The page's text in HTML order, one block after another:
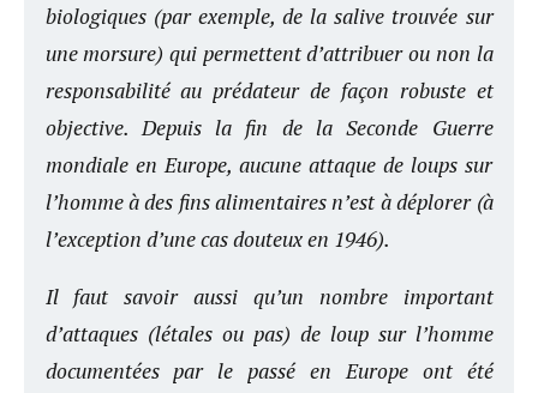
biologiques (par exemple, de la salive trouvée sur
une morsure) qui permettent d’attribuer ou non la
responsabilité au prédateur de façon robuste et
objective. Depuis la fin de la Seconde Guerre
mondiale en Europe, aucune attaque de loups sur
l’homme à des fins alimentaires n’est à déplorer (à
l’exception d’une cas douteux en 1946).
Il faut savoir aussi qu’un nombre important
d’attaques (létales ou pas) de loup sur l’homme
documentées par le passé en Europe ont été